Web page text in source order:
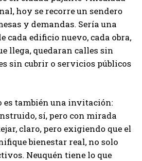
hoy se recorre un sendero
y demandas. Sería una
cada edificio nuevo, cada obra,
llega, quedaran calles sin
sin cubrir o servicios públicos
es también una invitación:
sí, pero con mirada
claro, pero exigiendo que el
bienestar real, no solo
Neuquén tiene lo que